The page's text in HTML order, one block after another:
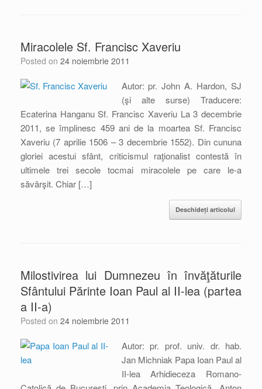
Miracolele Sf. Francisc Xaveriu
Posted on 24 noiembrie 2011
Autor: pr. John A. Hardon, SJ
(şi alte surse) Traducere:
Ecaterina Hanganu Sf. Francisc Xaveriu La 3 decembrie
2011, se împlinesc 459 ani de la moartea Sf. Francisc
Xaveriu (7 aprilie 1506 – 3 decembrie 1552). Din cununa
gloriei acestui sfânt, criticismul raţionalist contestă în
ultimele trei secole tocmai miracolele pe care le-a
săvârşit. Chiar […]
Deschideți articolul
Milostivirea lui Dumnezeu în învăţăturile
Sfântului Părinte Ioan Paul al II-lea (partea
a II-a)
Posted on 24 noiembrie 2011
Autor: pr. prof. univ. dr. hab.
Jan Michniak Papa Ioan Paul al
II-lea Arhidieceza Romano-